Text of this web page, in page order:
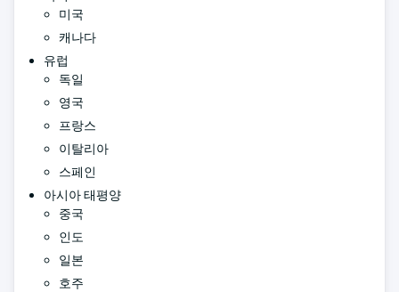
미국
캐나다
유럽
독일
영국
프랑스
이탈리아
스페인
아시아 태평양
중국
인도
일본
호주